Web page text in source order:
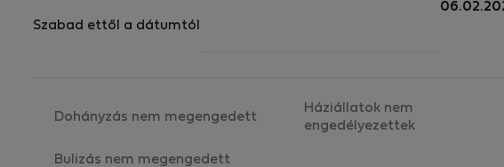
Szabad ettől a dátumtól
Dohányzás nem megengedett
Háziállatok nem
engedélyezettek
Bulizás nem megengedett